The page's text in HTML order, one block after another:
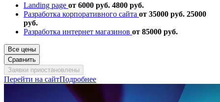
Landing page от 6000 руб. 4800 руб.
Разработка корпоративного сайта от 35000 руб. 25000
руб.
Разработка интернет магазинов от 85000 руб.
Все цены
Сравнить
Заявки приостановлены
Перейти на сайтПодробнее